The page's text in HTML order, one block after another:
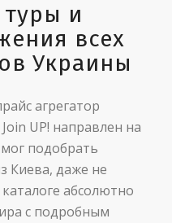
и
всех
Украины
агрегатор
UP! направлен на
подобрать
Киева, даже не
абсолютно
с подробным